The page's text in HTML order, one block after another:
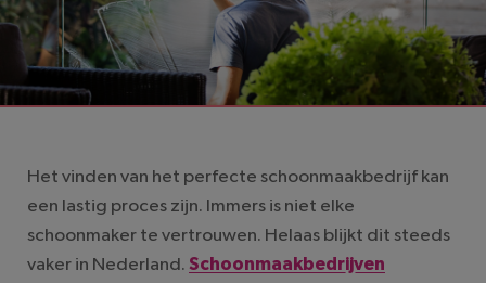
Het vinden van het perfecte schoonmaakbedrijf kan
een lastig proces zijn. Immers is niet elke
schoonmaker te vertrouwen. Helaas blijkt dit steeds
vaker in Nederland. Schoonmaakbedrijven